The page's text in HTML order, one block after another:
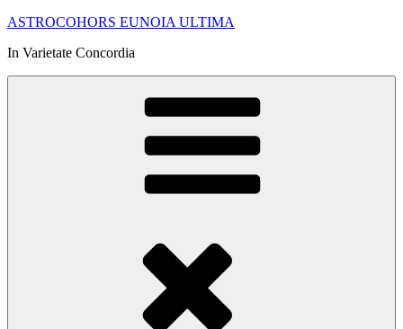
Zum
springen
ASTROCOHORS EUNOIA ULTIMA
In Varietate Concordia